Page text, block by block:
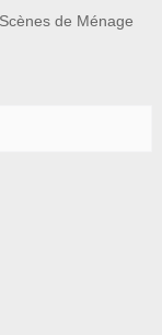
de Ménage